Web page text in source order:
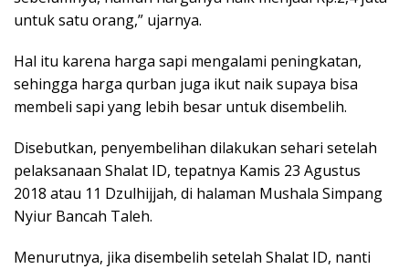
untuk satu orang,” ujarnya.
Hal itu karena harga sapi mengalami peningkatan,
sehingga harga qurban juga ikut naik supaya bisa
membeli sapi yang lebih besar untuk disembelih.
Disebutkan, penyembelihan dilakukan sehari setelah
pelaksanaan Shalat ID, tepatnya Kamis 23 Agustus
2018 atau 11 Dzulhijjah, di halaman Mushala Simpang
Nyiur Bancah Taleh.
Menurutnya, jika disembelih setelah Shalat ID, nanti